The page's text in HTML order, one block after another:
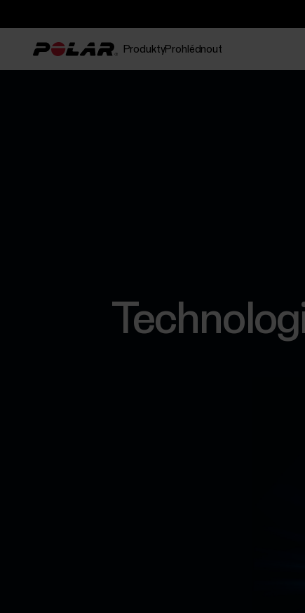
ProduktyProhlédnout